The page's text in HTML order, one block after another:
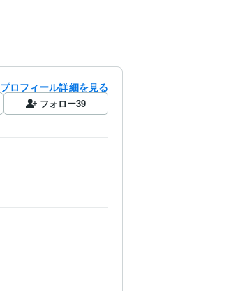
プロフィール詳細を見る
フォロー39